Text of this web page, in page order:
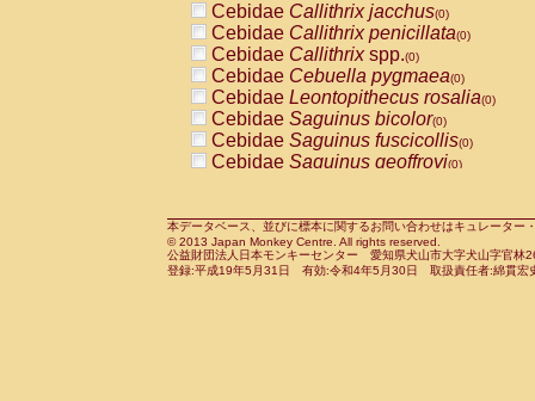
PitheciidaePithecia monachus
PitheciidaePithecia pithecia(0)
CercopithecidaeCercocebus agilis
CercopithecidaeCercocebus
CercopithecidaeCercocebus
CercopithecidaeCercocebus
CercopithecidaeCercocebus
CercopithecidaeCercocebushybrid
CercopithecidaePapio anubis(0)
CercopithecidaePapio cynocephalus
CercopithecidaePapio hamadryas(0)
Cebidae Callithrix jacchus(0)
Cebidae Callithrix penicillata(0)
Cebidae Callithrixspp.(0)
Cebidae Cebuella pygmaea(0)
Cebidae Leontopithecus rosalia(0)
Cebidae Saguinus bicolor(0)
Cebidae Saguinus fuscicollis(0)
Cebidae Saguinus geoffroyi(0)
CebidaeSaguinus leucopus(0)
CebidaeSaguinus midas(0)
Cebidae Saguinus mystax(0)
本データベース、並びに標本に関するお問い合わせはキュレータ
© 2013 Japan Monkey Centre. All rights reserved.
公益財団法人日本モンキーセンター 愛知県犬山市大字犬山字官
登録:平成19年5月31日 有効:令和4年5月30日 取扱責任者:綿貫宏